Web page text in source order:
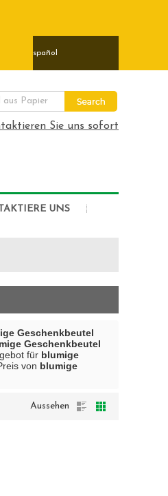
Español
Sie uns sofort
UNS
Geschenkbeutel
Geschenkbeutel
für blumige
von blumige
Aussehen